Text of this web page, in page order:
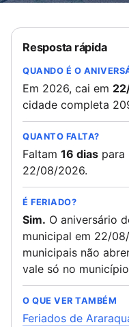
Resposta rápida
QUANDO É O
Em 2026, cai em
cidade completa
QUANTO FALTA?
Faltam 16 dias para
22/08/2026.
É FERIADO?
Sim. O aniversário
municipal em 22/
municipais não
vale só no
O QUE VER TAMBÉM
Feriados de